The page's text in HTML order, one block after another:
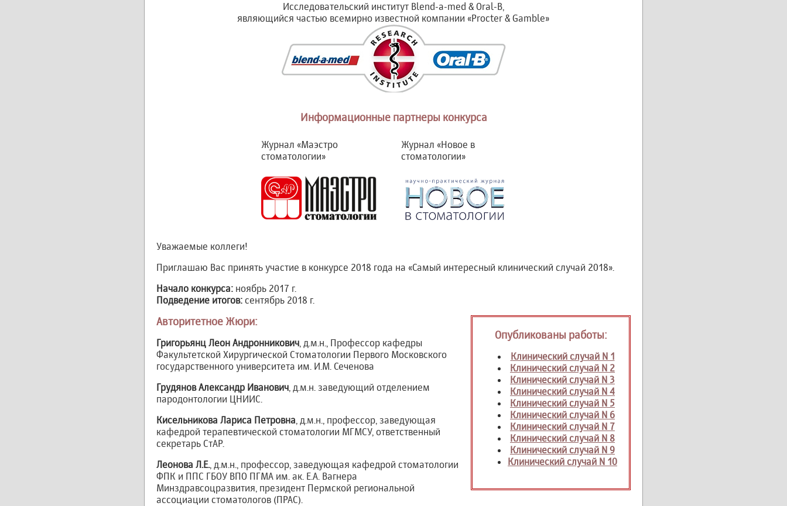
Исследовательский институт Blend-a-med & Oral-B,
являющийся частью всемирно известной компании «Procter & Gamble»
Информационные партнеры конкурса
Журнал «Маэстро
стоматологии»
Журнал «Новое в
стоматологии»
Уважаемые коллеги!
Приглашаю Вас принять участие в конкурсе 2018 года на «Самый интересный клинический случай 2018».
Начало конкурса: ноябрь 2017 г.
Подведение итогов: сентябрь 2018 г.
Опубликованы работы:
Клинический случай N 1
Клинический случай N 2
Клинический случай N 3
Клинический случай N 4
Клинический случай N 5
Клинический случай N 6
Клинический случай N 7
Клинический случай N 8
Клинический случай N 9
Клинический случай N 10
Авторитетное Жюри:
Григорьянц Леон Андронникович, д.м.н., Профессор кафедры
Факультетской Хирургической Стоматологии Первого Московского
государственного университета им. И.М. Сеченова
Грудянов Александр Иванович, д.м.н. заведующий отделением
пародонтологии ЦНИИС.
Кисельникова Лариса Петровна, д.м.н., профессор, заведующая
кафедрой терапевтической стоматологии МГМСУ, ответственный
секретарь СтАР.
Леонова Л.Е., д.м.н., профессор, заведующая кафедрой стоматологии
ФПК и ППС ГБОУ ВПО ПГМА им. ак. Е.А. Вагнера
Минздравсоцразвития, президент Пермской региональной
ассоциации стоматологов (ПРАС).